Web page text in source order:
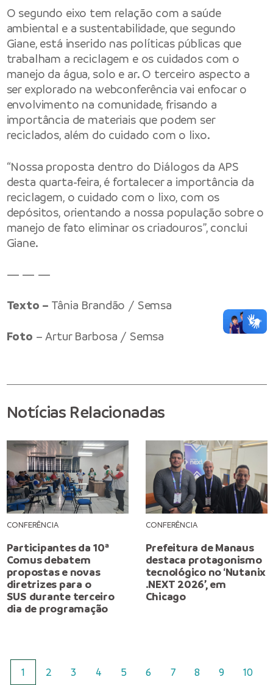
O segundo eixo tem relação com a saúde
ambiental e a sustentabilidade, que segundo
Giane, está inserido nas políticas públicas que
trabalham a reciclagem e os cuidados com o
manejo da água, solo e ar. O terceiro aspecto a
ser explorado na webconferência vai enfocar o
envolvimento na comunidade, frisando a
importância de materiais que podem ser
reciclados, além do cuidado com o lixo.
“Nossa proposta dentro do Diálogos da APS
desta quarta-feira, é fortalecer a importância da
reciclagem, o cuidado com o lixo, com os
depósitos, orientando a nossa população sobre o
manejo de fato eliminar os criadouros”, conclui
Giane.
— — —
Texto – Tânia Brandão / Semsa
Foto – Artur Barbosa / Semsa
Notícias Relacionadas
CONFERÊNCIA
Participantes da 10ª
Comus debatem
propostas e novas
diretrizes para o
SUS durante terceiro
dia de programação
CONFERÊNCIA
Prefeitura de Manaus
destaca protagonismo
tecnológico no ‘Nutanix
.NEXT 2026’, em
Chicago
1 2 3 4 5 6 7 8 9 10